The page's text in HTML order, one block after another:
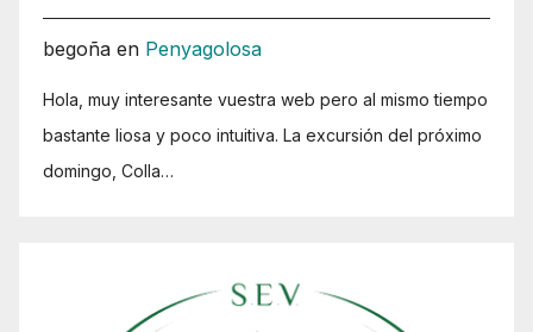
begoña en Penyagolosa
Hola, muy interesante vuestra web pero al mismo tiempo
bastante liosa y poco intuitiva. La excursión del próximo
domingo, Colla…